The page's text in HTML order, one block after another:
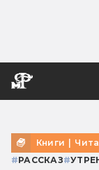
Книги |
#РАССКАЗ#